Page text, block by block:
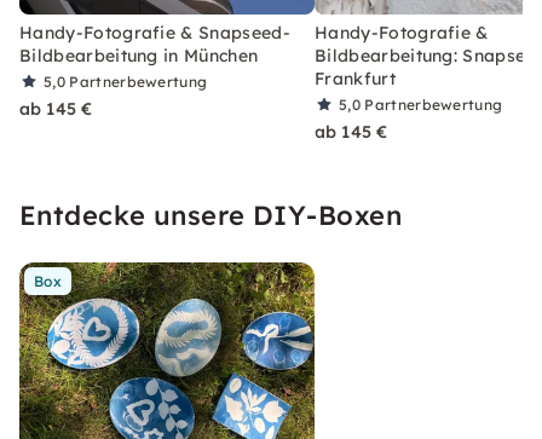
Handy-Fotografie & Snapseed-
Bildbearbeitung in München
5,0 Partnerbewertung
ab 145 €
Handy-Fotografie &
Bildbearbeitung:
Frankfurt
5,0 Partnerbewertung
ab 145 €
Entdecke unsere DIY-Boxen
Box